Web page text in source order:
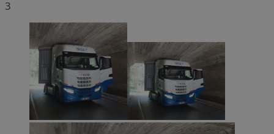
3